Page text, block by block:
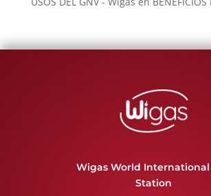
Wigas World International
Station